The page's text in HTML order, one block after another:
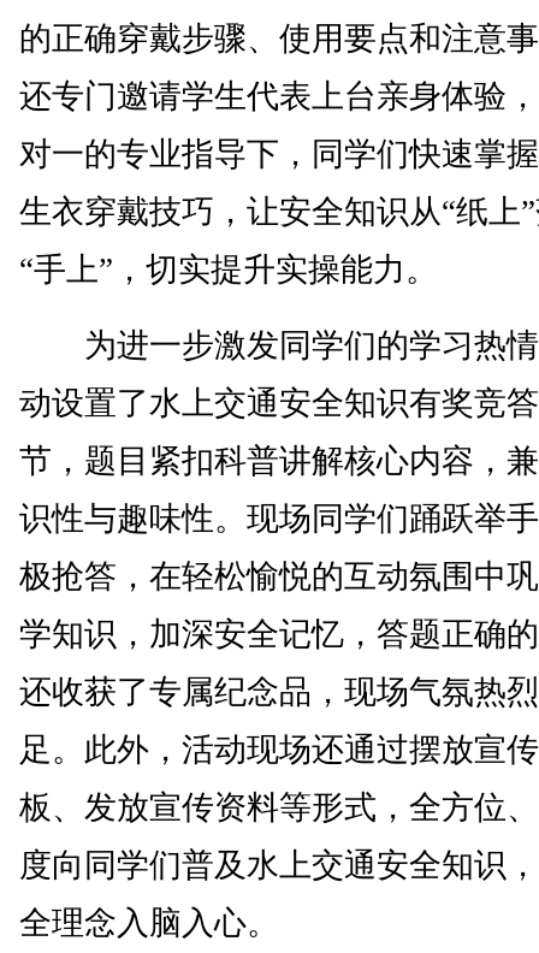
的正确穿戴步骤、使用要点和注意
还专门邀请学生代表上台亲身体验
对一的专业指导下，同学们快速掌
生衣穿戴技巧，让安全知识从“纸上
“手上”，切实提升实操能力。
为进一步激发同学们的学习热
动设置了水上交通安全知识有奖竞
节，题目紧扣科普讲解核心内容，
识性与趣味性。现场同学们踊跃举
极抢答，在轻松愉悦的互动氛围中
学知识，加深安全记忆，答题正确
还收获了专属纪念品，现场气氛热
足。此外，活动现场还通过摆放宣
板、发放宣传资料等形式，全方位
度向同学们普及水上交通安全知识
全理念入脑入心。